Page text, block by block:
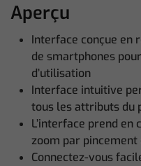
Aperçu
Interface conçue en
de smartphones
d’utilisation
Interface intuitive
tous les attributs du
L’interface prend en
zoom par
Connectez-vous